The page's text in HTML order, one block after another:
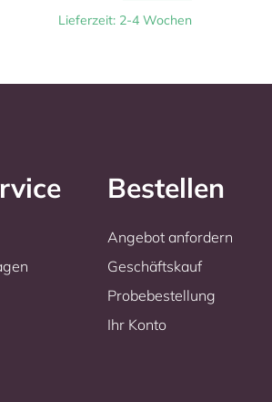
Lieferzeit: 2-4 Wochen
Bestellen
Angebot anfordern
Geschäftskauf
Probebestellung
Ihr Konto